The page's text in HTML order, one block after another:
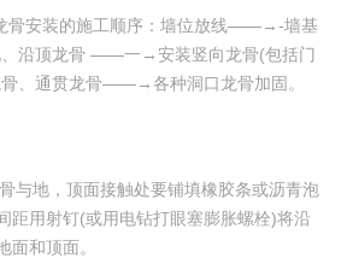
骨安装的施工顺序：墙位放线——→-墙基
沿顶龙骨 ——一→安装竖向龙骨(包括门
、通贯龙骨——→各种洞口龙骨加固。
地，顶面接触处要铺填橡胶条或沥青泡
距用射钉(或用电钻打眼塞膨胀螺栓)将沿
面和顶面。